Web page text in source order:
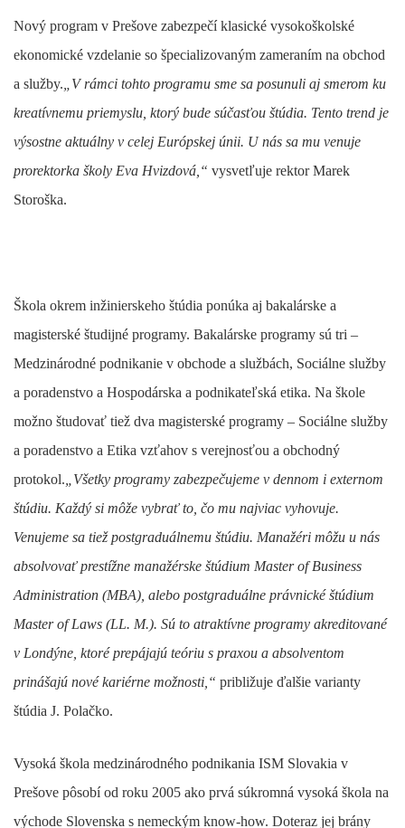
Nový program v Prešove zabezpečí klasické vysokoškolské
ekonomické vzdelanie so špecializovaným zameraním na obchod
a služby. „V rámci tohto programu sme sa posunuli aj smerom ku
kreatívnemu priemyslu, ktorý bude súčasťou štúdia. Tento trend je
výsostne aktuálny v celej Európskej únii. U nás sa mu venuje
prorektorka školy Eva Hvizdová,“ vysvetľuje rektor Marek
Storoška.
Škola okrem inžinierskeho štúdia ponúka aj bakalárske a
magisterské študijné programy. Bakalárske programy sú tri –
Medzinárodné podnikanie v obchode a službách, Sociálne služby
a poradenstvo a Hospodárska a podnikateľská etika. Na škole
možno študovať tiež dva magisterské programy – Sociálne služby
a poradenstvo a Etika vzťahov s verejnosťou a obchodný
protokol. „Všetky programy zabezpečujeme v dennom i externom
štúdiu. Každý si môže vybrať to, čo mu najviac vyhovuje.
Venujeme sa tiež postgraduálnemu štúdiu. Manažéri môžu u nás
absolvovať prestížne manažérske štúdium Master of Business
Administration (MBA), alebo postgraduálne právnické štúdium
Master of Laws (LL. M.). Sú to atraktívne programy akreditované
v Londýne, ktoré prepájajú teóriu s praxou a absolventom
prinášajú nové kariérne možnosti,“ približuje ďalšie varianty
štúdia J. Polačko.
Vysoká škola medzinárodného podnikania ISM Slovakia v
Prešove pôsobí od roku 2005 ako prvá súkromná vysoká škola na
východe Slovenska s nemeckým know-how. Doteraz jej brány